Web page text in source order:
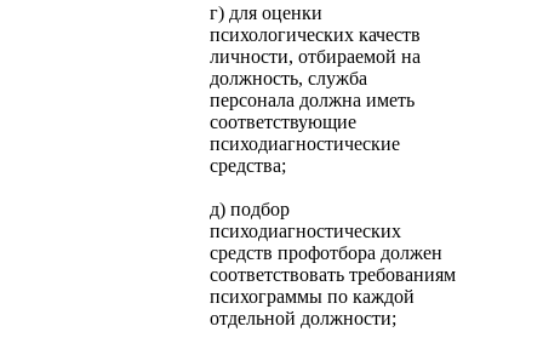
г) для оценки
психологических качеств
личности, отбираемой на
должность, служба
персонала должна иметь
соответствующие
психодиагностические
средства;
д) подбор
психодиагностических
средств профотбора должен
соответствовать требованиям
психограммы по каждой
отдельной должности;